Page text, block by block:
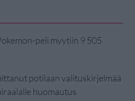
peli myytiin 9 505
potilaan valituskirjelmää
huomautus